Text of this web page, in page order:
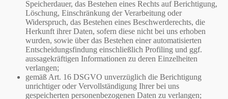
Speicherdauer, das Bestehen eines Rechts auf Berichtigung,
Löschung, Einschränkung der Verarbeitung oder
Widerspruch, das Bestehen eines Beschwerderechts, die
Herkunft ihrer Daten, sofern diese nicht bei uns erhoben
wurden, sowie über das Bestehen einer automatisierten
Entscheidungsfindung einschließlich Profiling und ggf.
aussagekräftigen Informationen zu deren Einzelheiten
verlangen;
gemäß Art. 16 DSGVO unverzüglich die Berichtigung
unrichtiger oder Vervollständigung Ihrer bei uns
gespeicherten personenbezogenen Daten zu verlangen;